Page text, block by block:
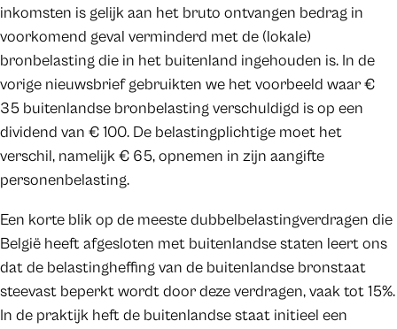
inkomsten is gelijk aan het bruto ontvangen bedrag in
voorkomend geval verminderd met de (lokale)
bronbelasting die in het buitenland ingehouden is. In de
vorige nieuwsbrief gebruikten we het voorbeeld waar €
35 buitenlandse bronbelasting verschuldigd is op een
dividend van € 100. De belastingplichtige moet het
verschil, namelijk € 65, opnemen in zijn aangifte
personenbelasting.
Een korte blik op de meeste dubbelbelastingverdragen die
België heeft afgesloten met buitenlandse staten leert ons
dat de belastingheffing van de buitenlandse bronstaat
steevast beperkt wordt door deze verdragen, vaak tot 15%.
In de praktijk heft de buitenlandse staat initieel een